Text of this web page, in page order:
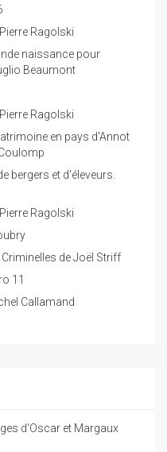
Ragolski
naissance pour
Beaumont
Ragolski
en pays d'Annot
bergers et d'éleveurs.
Ragolski
Criminelles de Joël Striff
11
Callamand
d'Oscar et Margaux